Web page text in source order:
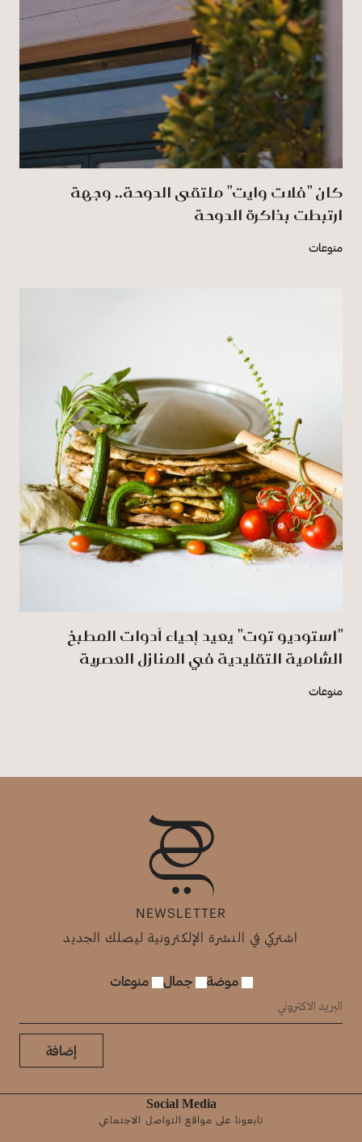
كان "فلات وايت" ملتقى الدوحة.. وجهة
ارتبطت بذاكرة الدوحة
منوعات
"استوديو توت" يعيد إحياء أدوات المطبخ
الشامية التقليدية في المنازل العصرية
منوعات
NEWSLETTER
اشتركي في النشرة الإلكترونية ليصلك الجديد
موضة جمال منوعات
إضافة
Social Media
تابعونا على مواقع التواصل الاجتماعي